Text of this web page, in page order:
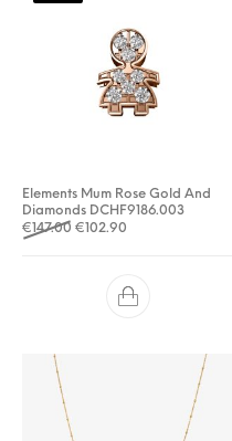
Elements Mum Rose Gold And
Diamonds DCHF9186.003
€147.00 Oorspronkelijke prijs
€102.90 Huidige prijs is: